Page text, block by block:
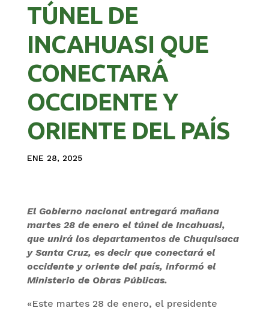
TÚNEL DE
INCAHUASI QUE
CONECTARÁ
OCCIDENTE Y
ORIENTE DEL PAÍS
ENE 28, 2025
El Gobierno nacional entregará mañana
martes 28 de enero el túnel de Incahuasi,
que unirá los departamentos de Chuquisaca
y Santa Cruz, es decir que conectará el
occidente y oriente del país, informó el
Ministerio de Obras Públicas.
«Este martes 28 de enero, el presidente